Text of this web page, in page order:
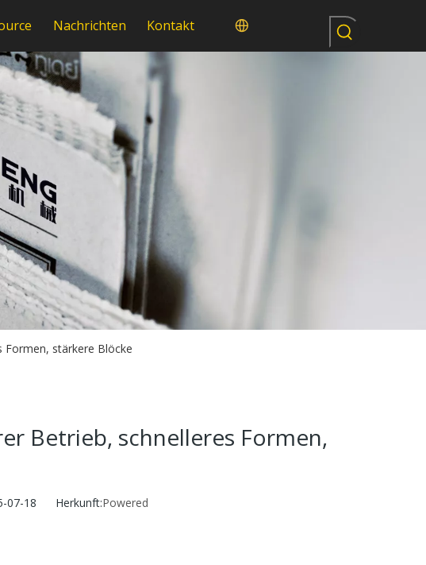
Nachrichten Kontakt
Formen, stärkere Blöcke
Betrieb, schnelleres Formen,
07-18 Herkunft:Powered